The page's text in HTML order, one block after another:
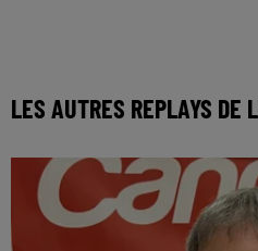
LES AUTRES REPLAYS DE